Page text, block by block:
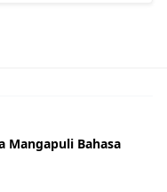
Mangapuli Bahasa